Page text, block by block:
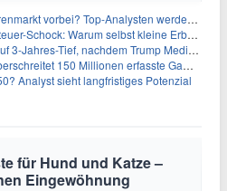
Top-Analysten werden optimistisch, aber die Geschichte sagt etwas anderes
Warum selbst kleine Erbschaften den Fiskus Millionen kosten
Tief, nachdem Trump Media zwei große Crypto.com-Deals storniert
150 Millionen erfasste Gaming-Ereignisse in Echtzeit-Datenpipeline
Analyst sieht langfristiges Potenzial
für Hund und Katze –
Eingewöhnung